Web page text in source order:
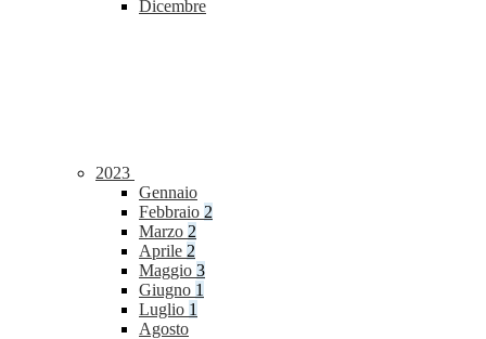
Dicembre
2023
Gennaio
Febbraio 2
Marzo 2
Aprile 2
Maggio 3
Giugno 1
Luglio 1
Agosto